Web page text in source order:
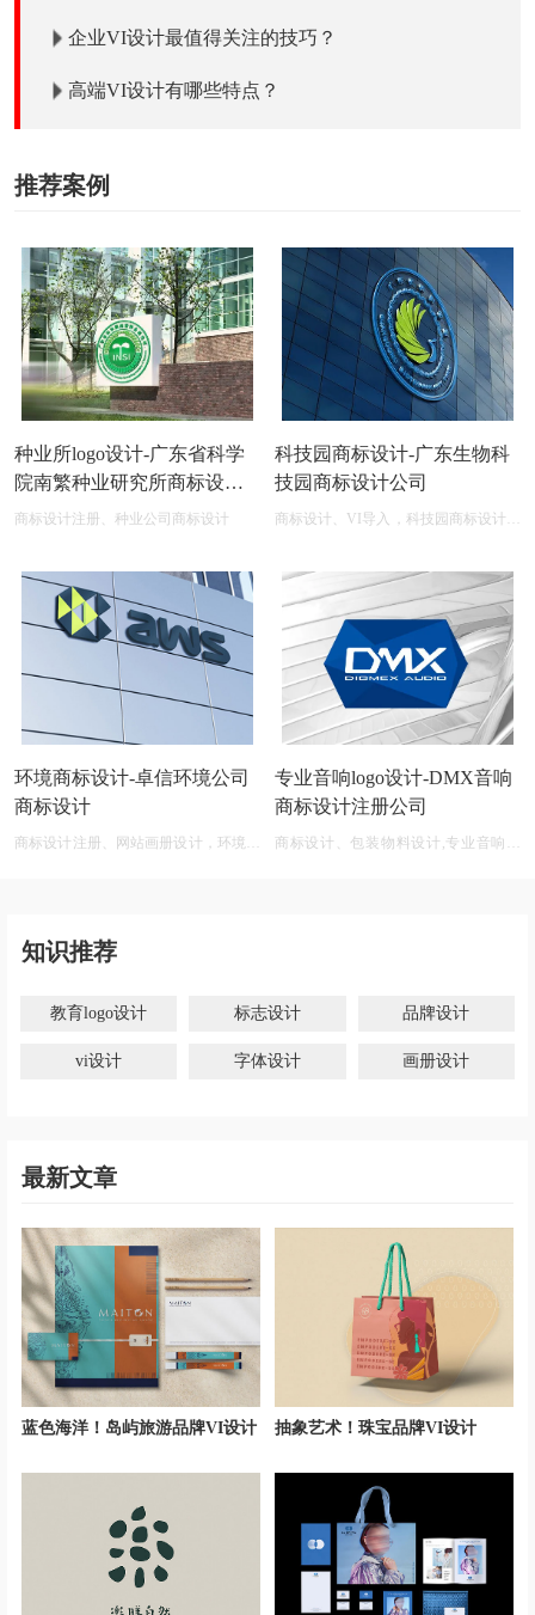
企业VI设计最值得关注的技巧？
高端VI设计有哪些特点？
推荐案例
种业所logo设计-广东省科学
院南繁种业研究所商标设计
公司
商标设计注册、种业公司商标设计
科技园商标设计-广东生物科
技园商标设计公司
商标设计、VI导入，科技园商标设计在
环境商标设计-卓信环境公司
商标设计
商标设计注册、网站画册设计，环境商
专业音响logo设计-DMX音响
商标设计注册公司
商标设计、包装物料设计,专业音响公
知识推荐
教育logo设计 标志设计 品牌设计
vi设计 字体设计 画册设计
最新文章
蓝色海洋！岛屿旅游品牌VI设计 抽象艺术！珠宝品牌VI设计